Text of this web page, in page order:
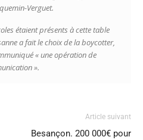
Verguet.
étaient présents à cette table
a fait le choix de la boycotter,
« une opération de
».
Article suivant
Besançon. 200 000€ pour